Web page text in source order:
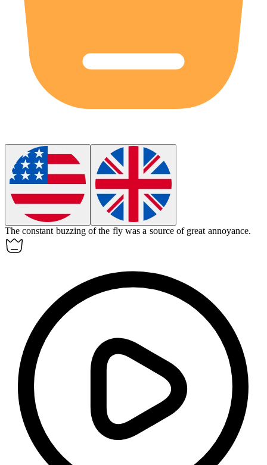
The constant buzzing of the fly was a source of great annoyance.